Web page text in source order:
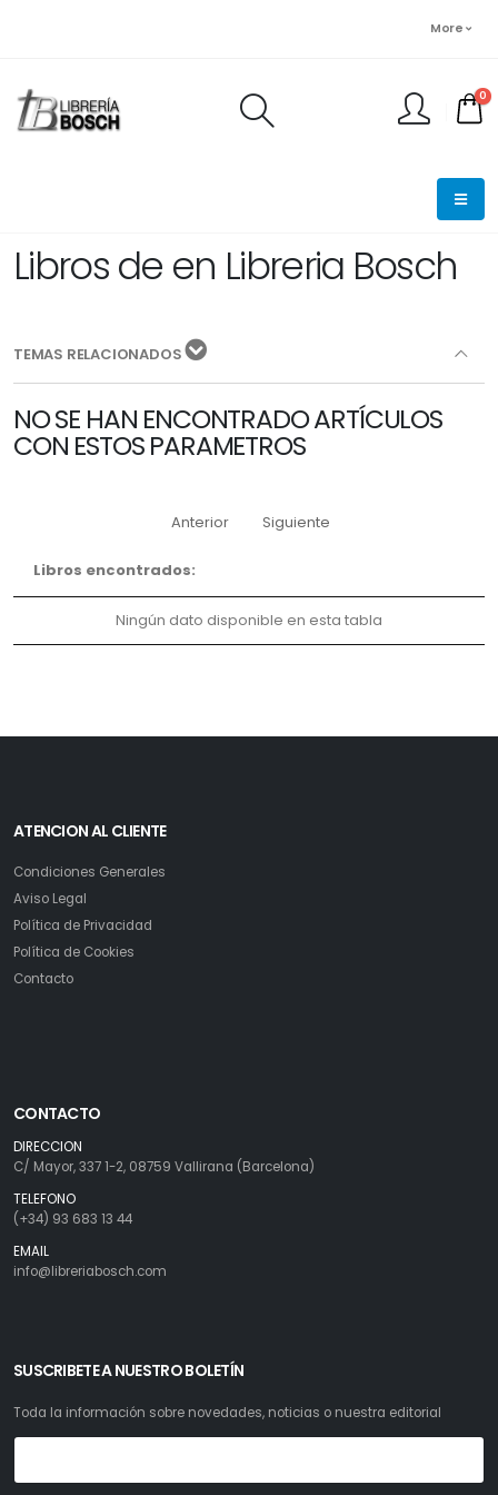
More
0
Libros de en Libreria Bosch
TEMAS RELACIONADOS
NO SE HAN ENCONTRADO ARTÍCULOS
CON ESTOS PARAMETROS
Anterior Siguiente
Libros encontrados:
Ningún dato disponible en esta tabla
ATENCION AL CLIENTE
Condiciones Generales
Aviso Legal
Política de Privacidad
Política de Cookies
Contacto
CONTACTO
DIRECCION
C/ Mayor, 337 1-2, 08759 Vallirana (Barcelona)
TELEFONO
(+34) 93 683 13 44
EMAIL
info@libreriabosch.com
SUSCRIBETE A NUESTRO BOLETÍN
Toda la información sobre novedades, noticias o nuestra editorial